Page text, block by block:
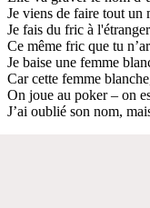
Je viens de faire tout un
Je fais du fric à l'étranger
Ce même fric que tu
Je baise une femme
Car cette femme
On joue au poker – on
J’ai oublié son nom,